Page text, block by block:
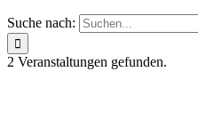
Suche nach:
2 Veranstaltungen gefunden.